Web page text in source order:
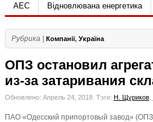
АЕС Відновлювана енергетика
Рубрика | Компанії, Україна
ОПЗ остановил
из-за затаривания
Обновлено: Апрель 24, 2018. Тэги: Н. Щуриков,
ПАО «Одесский припортовый завод»